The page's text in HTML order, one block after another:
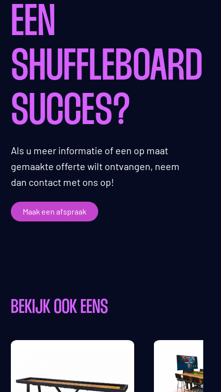
EEN
SHUFFLEBOARD
SUCCES?
Als u meer informatie of een op maat
gemaakte offerte wilt ontvangen, neem
dan contact met ons op!
Maak een afspraak
BEKIJK OOK EENS